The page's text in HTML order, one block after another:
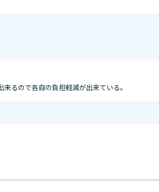
るので各自の負担軽減が出来ている。